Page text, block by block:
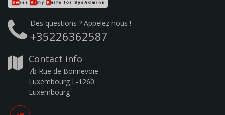
Des questions ? Appelez nous !
+35226362587
Contact info
7b Rue de Bonnevoie
Luxembourg L-1260
Luxembourg